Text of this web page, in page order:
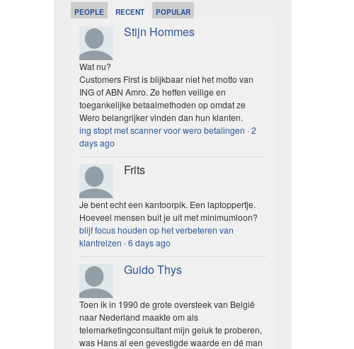
PEOPLE RECENT POPULAR
Stijn Hommes
Wat nu?
Customers First is blijkbaar niet het motto van
ING of ABN Amro. Ze heffen veilige en
toegankelijke betaalmethoden op omdat ze
Wero belangrijker vinden dan hun klanten.
ing stopt met scanner voor wero betalingen ·2
days ago
Frits
Je bent echt een kantoorpik. Een laptoppertje.
Hoeveel mensen buit je uit met minimumloon?
blijf focus houden op het verbeteren van
klantreizen ·6 days ago
Guido Thys
Toen ik in 1990 de grote oversteek van België
naar Nederland maakte om als
telemarketingconsultant mijn geluk te proberen,
was Hans al een gevestigde waarde en dé man